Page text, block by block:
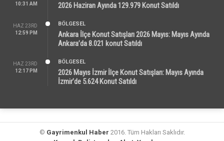
10:31 AM
2026 Haziran Ayında 129.979 Konut Satıldı
HAZ 23RD
12:59 PM
BÖLGESEL
Ankara İlçe Konut Satışları 2026 Mayıs: Mayıs Ayında
Ankara’da 8.021 konut Satıldı
HAZ 23RD
12:17 PM
BÖLGESEL
2026 Mayıs İzmir İlçe Konut Satışları: Mayıs Ayında
İzmir’de 5.624 Konut Satıldı
© Gayrimenkul Haber 2016. Tüm Hakları Saklıdır.